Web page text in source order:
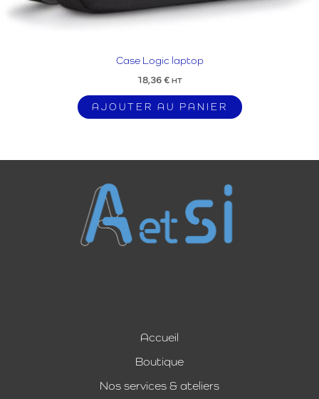
Case Logic laptop
18,36 € HT
AJOUTER AU PANIER
Accueil
Boutique
Nos services & ateliers